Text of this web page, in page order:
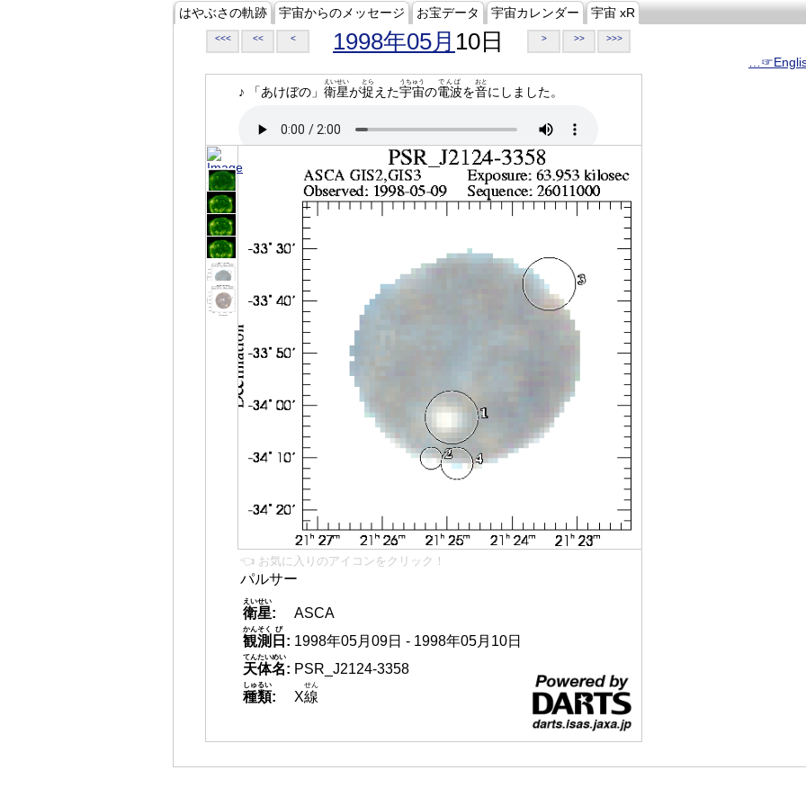
はやぶさの軌跡 宇宙からのメッセージ お宝データ 宇宙カレンダー 宇宙 xR
<<< << < 1998年05月 10日 > >> >>>
♪ 「あけぼの」 衛星
えいせい
が捉
とら
えた宇宙
うちゅう
の電波
でんぱ
を音
おと
にしました。
👈 お気に入りのアイコンをクリック！
パルサー
衛星
えいせい
:
ASCA
観測
かんそく
日
び
: 1998年05月09日 - 1998年05月10日
天体名
てんたいめい
: PSR_J2124-3358
種類
しゅるい
: X線
せん